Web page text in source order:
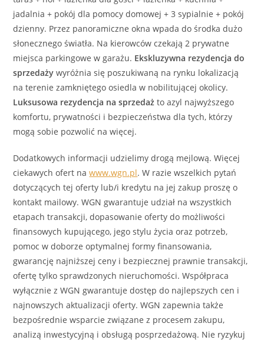
jadalnia + pokój dla pomocy domowej + 3 sypialnie + pokój
dzienny. Przez panoramiczne okna wpada do środka dużo
słonecznego światła. Na kierowców czekają 2 prywatne
miejsca parkingowe w garażu. Ekskluzywna rezydencja do
sprzedaży wyróżnia się poszukiwaną na rynku lokalizacją
na terenie zamkniętego osiedla w nobilitującej okolicy.
Luksusowa rezydencja na sprzedaż to azyl najwyższego
komfortu, prywatności i bezpieczeństwa dla tych, którzy
mogą sobie pozwolić na więcej.
Dodatkowych informacji udzielimy drogą mejlową. Więcej
ciekawych ofert nawww.wgn.pl. W razie wszelkich pytań
dotyczących tej oferty lub/i kredytu na jej zakup proszę o
kontakt mailowy. WGN gwarantuje udział na wszystkich
etapach transakcji, dopasowanie oferty do możliwości
finansowych kupującego, jego stylu życia oraz potrzeb,
pomoc w doborze optymalnej formy finansowania,
gwarancję najniższej ceny i bezpiecznej prawnie transakcji,
ofertę tylko sprawdzonych nieruchomości. Współpraca
wyłącznie z WGN gwarantuje dostęp do najlepszych cen i
najnowszych aktualizacji oferty. WGN zapewnia także
bezpośrednie wsparcie związane z procesem zakupu,
analizą inwestycyjną i obsługą posprzedażową. Nie ryzykuj